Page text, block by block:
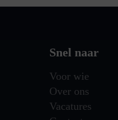
Snel naar
Voor wie
Over ons
Vacatures